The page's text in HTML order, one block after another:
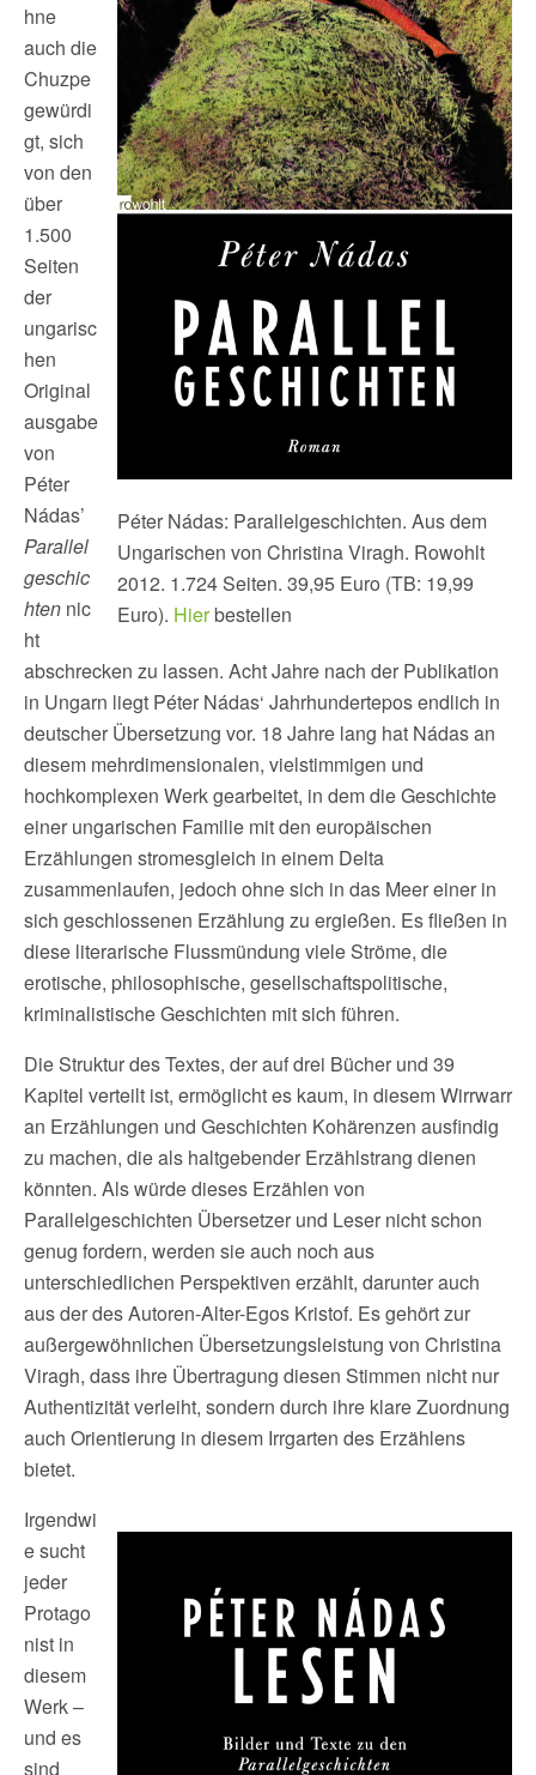
Péter Nádas: Parallelgeschichten. Aus dem
Ungarischen von Christina Viragh. Rowohlt
2012. 1.724 Seiten. 39,95 Euro (TB: 19,99
Euro). Hierbestellen
hne
auch die
Chuzpe
gewürdi
gt, sich
von den
über
1.500
Seiten
der
ungarisc
hen
Original
ausgabe
von
Péter
Nádas’
Parallel
geschic
hten nic
ht
abschrecken zu lassen. Acht Jahre nach der Publikation
in Ungarn liegt Péter Nádas‘ Jahrhundertepos endlich in
deutscher Übersetzung vor. 18 Jahre lang hat Nádas an
diesem mehrdimensionalen, vielstimmigen und
hochkomplexen Werk gearbeitet, in dem die Geschichte
einer ungarischen Familie mit den europäischen
Erzählungen stromesgleich in einem Delta
zusammenlaufen, jedoch ohne sich in das Meer einer in
sich geschlossenen Erzählung zu ergießen. Es fließen in
diese literarische Flussmündung viele Ströme, die
erotische, philosophische, gesellschaftspolitische,
kriminalistische Geschichten mit sich führen.
Die Struktur des Textes, der auf drei Bücher und 39
Kapitel verteilt ist, ermöglicht es kaum, in diesem Wirrwarr
an Erzählungen und Geschichten Kohärenzen ausfindig
zu machen, die als haltgebender Erzählstrang dienen
könnten. Als würde dieses Erzählen von
Parallelgeschichten Übersetzer und Leser nicht schon
genug fordern, werden sie auch noch aus
unterschiedlichen Perspektiven erzählt, darunter auch
aus der des Autoren-Alter-Egos Kristof. Es gehört zur
außergewöhnlichen Übersetzungsleistung von Christina
Viragh, dass ihre Übertragung diesen Stimmen nicht nur
Authentizität verleiht, sondern durch ihre klare Zuordnung
auch Orientierung in diesem Irrgarten des Erzählens
bietet.
Irgendwi
e sucht
jeder
Protago
nist in
diesem
Werk –
und es
sind